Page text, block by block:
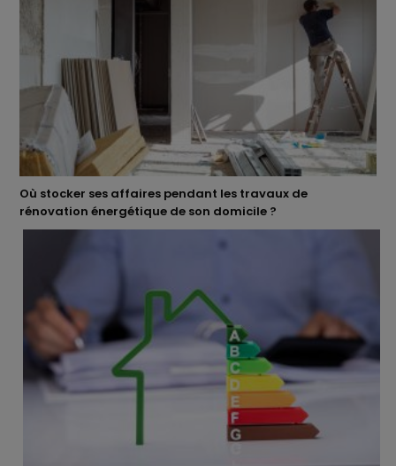
Où stocker ses affaires pendant les travaux de
rénovation énergétique de son domicile ?